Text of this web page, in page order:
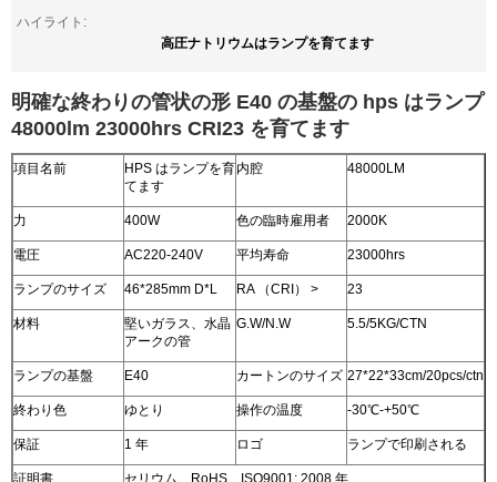
ハイライト:
高圧ナトリウムはランプを育てます
明確な終わりの管状の形 E40 の基盤の hps はランプ
48000lm 23000hrs CRI23 を育てます
項目名前
HPS はランプを育
てます
内腔 48000LM
力 400W 色の臨時雇用者 2000K
電圧 AC220-240V 平均寿命 23000hrs
ランプのサイズ 46*285mm D*L RA （CRI） > 23
材料
堅いガラス、水晶
アークの管
G.W/N.W 5.5/5KG/CTN
ランプの基盤 E40 カートンのサイズ 27*22*33cm/20pcs/ctn
終わり色 ゆとり 操作の温度 -30℃-+50℃
保証 1 年 ロゴ ランプで印刷される
証明書 セリウム、RoHS、ISO9001: 2008 年